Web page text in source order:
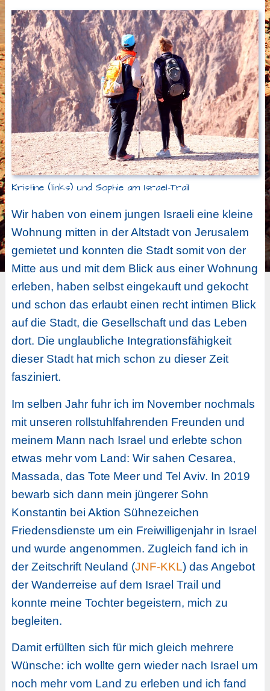
Kristine (links) und Sophie am Israel-Trail
Wir haben von einem jungen Israeli eine kleine
Wohnung mitten in der Altstadt von Jerusalem
gemietet und konnten die Stadt somit von der
Mitte aus und mit dem Blick aus einer Wohnung
erleben, haben selbst eingekauft und gekocht
und schon das erlaubt einen recht intimen Blick
auf die Stadt, die Gesellschaft und das Leben
dort. Die unglaubliche Integrationsfähigkeit
dieser Stadt hat mich schon zu dieser Zeit
fasziniert.
Im selben Jahr fuhr ich im November nochmals
mit unseren rollstuhlfahrenden Freunden und
meinem Mann nach Israel und erlebte schon
etwas mehr vom Land: Wir sahen Cesarea,
Massada, das Tote Meer und Tel Aviv. In 2019
bewarb sich dann mein jüngerer Sohn
Konstantin bei Aktion Sühnezeichen
Friedensdienste um ein Freiwilligenjahr in Israel
und wurde angenommen. Zugleich fand ich in
der Zeitschrift Neuland (JNF-KKL) das Angebot
der Wanderreise auf dem Israel Trail und
konnte meine Tochter begeistern, mich zu
begleiten.
Damit erfüllten sich für mich gleich mehrere
Wünsche: ich wollte gern wieder nach Israel um
noch mehr vom Land zu erleben und ich fand